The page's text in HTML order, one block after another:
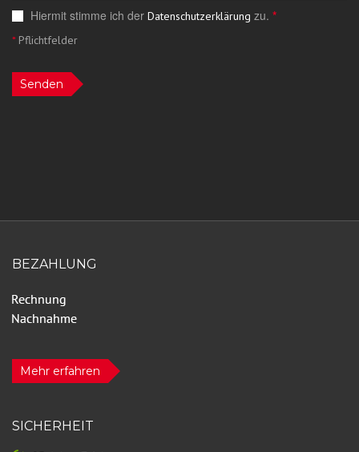
Hiermit stimme ich der Datenschutzerklärung zu. *
*Pflichtfelder
Senden
BEZAHLUNG
Mehr erfahren
SICHERHEIT